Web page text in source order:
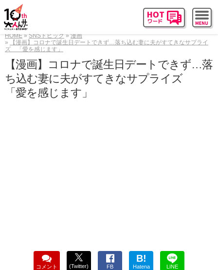
HOME SNSトピック
漫画
【漫画】コロナで誕生日デートできず…落ち込む妻に夫がすてきなサプライ
ズ 「愛を感じます」
【漫画】コロナで誕生日デートできず…落
ち込む妻に夫がすてきなサプライズ
「愛を感じます」
コメント (Twitter) FB
B!
Hatena LINE